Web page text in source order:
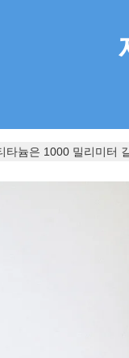
타늄은 1000 밀리미터